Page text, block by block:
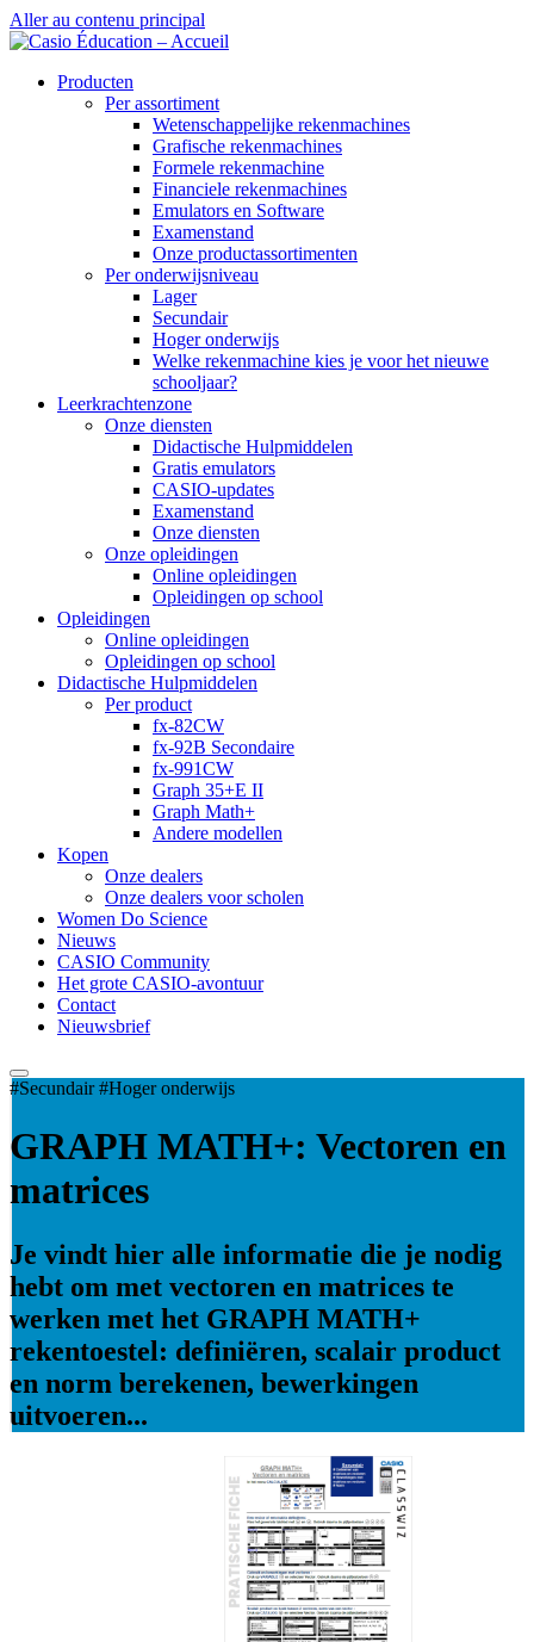
Aller au contenu principal
Producten
Per assortiment
Wetenschappelijke rekenmachines
Grafische rekenmachines
Formele rekenmachine
Financiele rekenmachines
Emulators en Software
Examenstand
Onze productassortimenten
Per onderwijsniveau
Lager
Secundair
Hoger onderwijs
Welke rekenmachine kies je voor het nieuwe
schooljaar?
Leerkrachtenzone
Onze diensten
Didactische Hulpmiddelen
Gratis emulators
CASIO-updates
Examenstand
Onze diensten
Onze opleidingen
Online opleidingen
Opleidingen op school
Opleidingen
Online opleidingen
Opleidingen op school
Didactische Hulpmiddelen
Per product
fx-82CW
fx-92B Secondaire
fx-991CW
Graph 35+E II
Graph Math+
Andere modellen
Kopen
Onze dealers
Onze dealers voor scholen
Women Do Science
Nieuws
CASIO Community
Het grote CASIO-avontuur
Contact
Nieuwsbrief
#Secundair #Hoger onderwijs
GRAPH MATH+: Vectoren en
matrices
Je vindt hier alle informatie die je nodig
hebt om met vectoren en matrices te
werken met het GRAPH MATH+
rekentoestel: definiëren, scalair product
en norm berekenen, bewerkingen
uitvoeren...